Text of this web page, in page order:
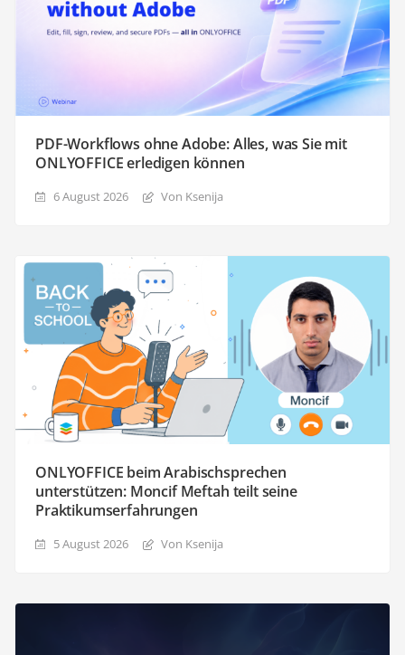
PDF-Workflows ohne Adobe: Alles, was Sie mit
ONLYOFFICE erledigen können
6 August 2026 Von Ksenija
ONLYOFFICE beim Arabischsprechen
unterstützen: Moncif Meftah teilt seine
Praktikumserfahrungen
5 August 2026 Von Ksenija